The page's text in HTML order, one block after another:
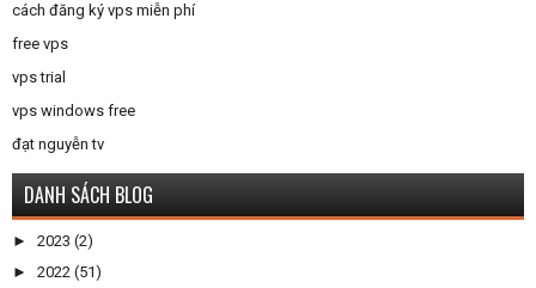
cách đăng ký vps miễn phí
free vps
vps trial
vps windows free
đạt nguyễn tv
DANH SÁCH BLOG
► 2023 (2)
► 2022 (51)